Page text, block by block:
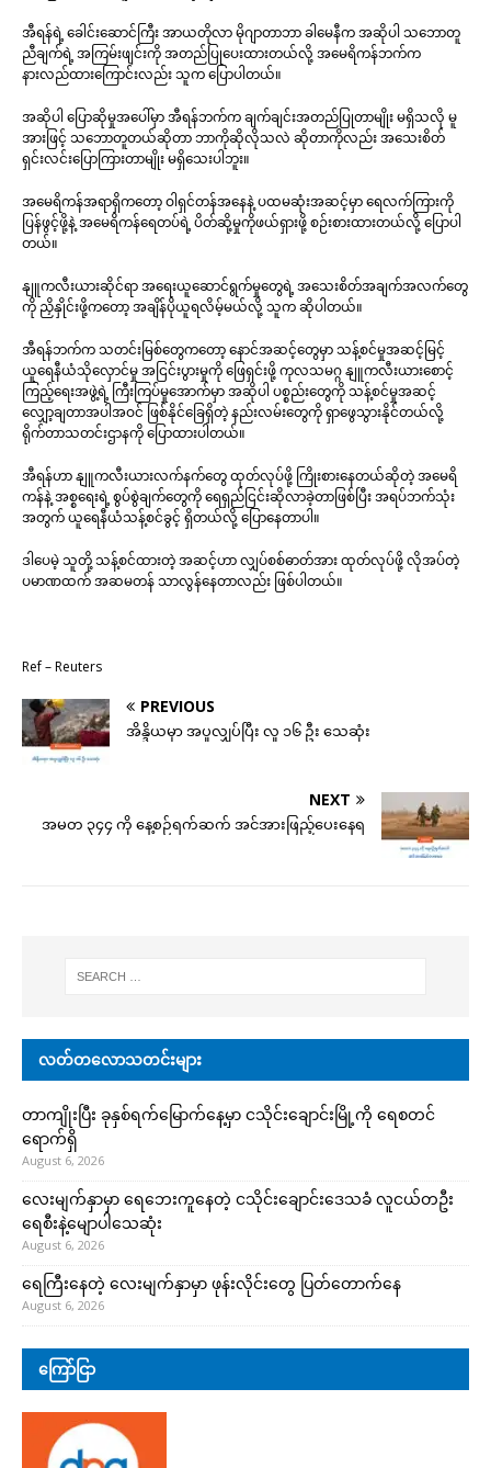
အီရန်ရဲ့ ခေါင်းဆောင်ကြီး အာယတိုလာ မိုဂျာတာဘာ ခါမေနီက အဆိုပါ သဘောတူ
ညီချက်ရဲ့ အကြမ်းဖျင်းကို အတည်ပြုပေးထားတယ်လို့ အမေရိကန်ဘက်က
နားလည်ထားကြောင်းလည်း သူက ပြောပါတယ်။
အဆိုပါ ပြောဆိုမှုအပေါ်မှာ အီရန်ဘက်က ချက်ချင်းအတည်ပြုတာမျိုး မရှိသလို မူ
အားဖြင့် သဘောတူတယ်ဆိုတာ ဘာကိုဆိုလိုသလဲ ဆိုတာကိုလည်း အသေးစိတ်
ရှင်းလင်းပြောကြားတာမျိုး မရှိသေးပါဘူး။
အမေရိကန်အရာရှိကတော့ ဝါရှင်တန်အနေနဲ့ ပထမဆုံးအဆင့်မှာ ရေလက်ကြားကို
ပြန်ဖွင့်ဖို့နဲ့ အမေရိကန်ရေတပ်ရဲ့ ပိတ်ဆို့မှုကိုဖယ်ရှားဖို့ စဉ်းစားထားတယ်လို့ ပြောပါ
တယ်။
နျူကလီးယားဆိုင်ရာ အရေးယူဆောင်ရွက်မှုတွေရဲ့ အသေးစိတ်အချက်အလက်တွေ
ကို ညှိနှိုင်းဖို့ကတော့ အချိန်ပိုယူရလိမ့်မယ်လို့ သူက ဆိုပါတယ်။
အီရန်ဘက်က သတင်းမြစ်တွေကတော့ နောင်အဆင့်တွေမှာ သန့်စင်မှုအဆင့်မြင့်
ယူရေနီယံသိုလှောင်မှု အငြင်းပွားမှုကို ဖြေရှင်းဖို့ ကုလသမဂ္ဂ နျူကလီးယားစောင့်
ကြည့်ရေးအဖွဲ့ရဲ့ ကြီးကြပ်မှုအောက်မှာ အဆိုပါ ပစ္စည်းတွေကို သန့်စင်မှုအဆင့်
လျှော့ချတာအပါအဝင် ဖြစ်နိုင်ခြေရှိတဲ့ နည်းလမ်းတွေကို ရှာဖွေသွားနိုင်တယ်လို့
ရိုက်တာသတင်းဌာနကို ပြောထားပါတယ်။
အီရန်ဟာ နျူကလီးယားလက်နက်တွေ ထုတ်လုပ်ဖို့ ကြိုးစားနေတယ်ဆိုတဲ့ အမေရိ
ကန်နဲ့ အစ္စရေးရဲ့ စွပ်စွဲချက်တွေကို ရေရှည်ငြင်းဆိုလာခဲ့တာဖြစ်ပြီး အရပ်ဘက်သုံး
အတွက် ယူရေနီယံသန့်စင်ခွင့် ရှိတယ်လို့ ပြောနေတာပါ။
ဒါပေမဲ့ သူတို့ သန့်စင်ထားတဲ့ အဆင့်ဟာ လျှပ်စစ်ဓာတ်အား ထုတ်လုပ်ဖို့ လိုအပ်တဲ့
ပမာဏထက် အဆမတန် သာလွန်နေတာလည်း ဖြစ်ပါတယ်။
Ref – Reuters
PREVIOUS
အိန္ဒိယမှာ အပူလျှပ်ပြီး လူ ၁၆ ဦး သေဆုံး
NEXT
အမတ ၃၄၄ ကို နေ့စဉ်ရက်ဆက် အင်အားဖြည့်ပေးနေရ
လတ်တလောသတင်းများ
တာကျိုးပြီး ခုနှစ်ရက်မြောက်နေ့မှာ ငသိုင်းချောင်းမြို့ကို ရေစတင်
ရောက်ရှိ
August 6, 2026
လေးမျက်နှာမှာ ရေဘေးကူနေတဲ့ ငသိုင်းချောင်းဒေသခံ လူငယ်တဦး
ရေစီးနဲ့မျောပါသေဆုံး
August 6, 2026
ရေကြီးနေတဲ့ လေးမျက်နှာမှာ ဖုန်းလိုင်းတွေ ပြတ်တောက်နေ
August 6, 2026
ကြော်ငြာ